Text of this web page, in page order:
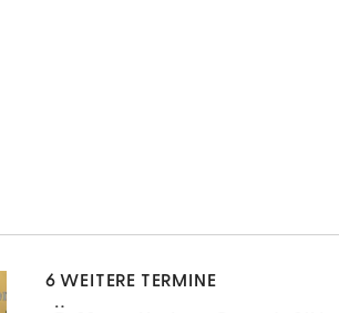
6 WEITERE TERMINE